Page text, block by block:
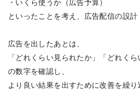
・いくら使うか（広告予算）
といったことを考え、広告配信の設計
広告を出したあとは、
「どれくらい見られたか」「どれく
の数字を確認し、
より良い結果を出すために改善を繰り